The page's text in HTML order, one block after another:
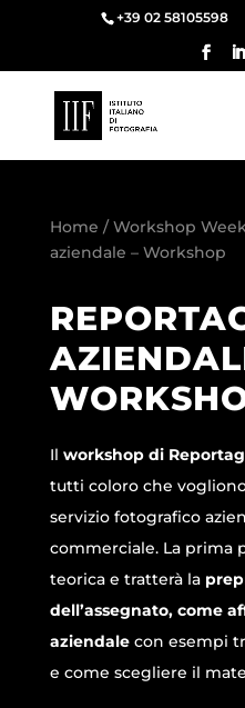
+39 02 58105598
Home /Workshop
aziendale – Workshop
Il workshop di
tutti coloro che
servizio fotografico
commerciale. La prima
teorica e tratterà la
dell’assegnato, come
aziendalecon esempi
e come scegliere il